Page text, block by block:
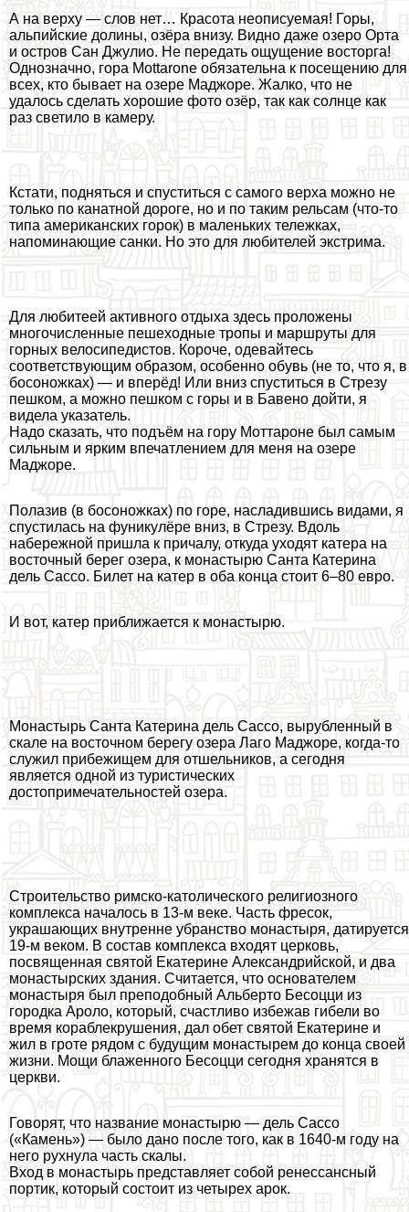
А на верху — слов нет… Красота неописуемая! Горы,
альпийские долины, озёра внизу. Видно даже озеро Орта
и остров Сан Джулио. Не передать ощущение восторга!
Однозначно, гора Mottarone обязательна к посещению для
всех, кто бывает на озере Маджоре. Жалко, что не
удалось сделать хорошие фото озёр, так как солнце как
раз светило в камеру.
Кстати, подняться и спуститься с самого верха можно не
только по канатной дороге, но и по таким рельсам (что-то
типа американских горок) в маленьких тележках,
напоминающие санки. Но это для любителей экстрима.
Для любитеей активного отдыха здесь проложены
многочисленные пешеходные тропы и маршруты для
горных велосипедистов. Короче, одевайтесь
соответствующим образом, особенно обувь (не то, что я, в
босоножках) — и вперёд! Или вниз спуститься в Стрезу
пешком, а можно пешком с горы и в Бавено дойти, я
видела указатель.
Надо сказать, что подъём на гору Моттароне был самым
сильным и ярким впечатлением для меня на озере
Маджоре.
Полазив (в босоножках) по горе, насладившись видами, я
спустилась на фуникулёре вниз, в Стрезу. Вдоль
набережной пришла к причалу, откуда уходят катера на
восточный берег озера, к монастырю Санта Катерина
дель Сассо. Билет на катер в оба конца стоит 6–80 евро.
И вот, катер приближается к монастырю.
Монастырь Санта Катерина дель Сассо, вырубленный в
скале на восточном берегу озера Лаго Маджоре, когда-то
служил прибежищем для отшельников, а сегодня
является одной из туристических
достопримечательностей озера.
Строительство римско-католического религиозного
комплекса началось в 13-м веке. Часть фресок,
украшающих внутренне убранство монастыря, датируется
19-м веком. В состав комплекса входят церковь,
посвященная святой Екатерине Александрийской, и два
монастырских здания. Считается, что основателем
монастыря был преподобный Альберто Бесоцци из
городка Ароло, который, счастливо избежав гибели во
время кораблекрушения, дал обет святой Екатерине и
жил в гроте рядом с будущим монастырем до конца своей
жизни. Мощи блаженного Бесоцци сегодня хранятся в
церкви.
Говорят, что название монастырю — дель Сассо
(«Камень») — было дано после того, как в 1640-м году на
него рухнула часть скалы.
Вход в монастырь представляет собой ренессансный
портик, который состоит из четырех арок.